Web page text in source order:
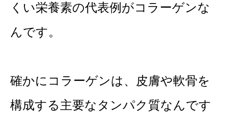
くい栄養素の代表例がコラーゲンな
んです。
確かにコラーゲンは、皮膚や軟骨を
構成する主要なタンパク質なんです